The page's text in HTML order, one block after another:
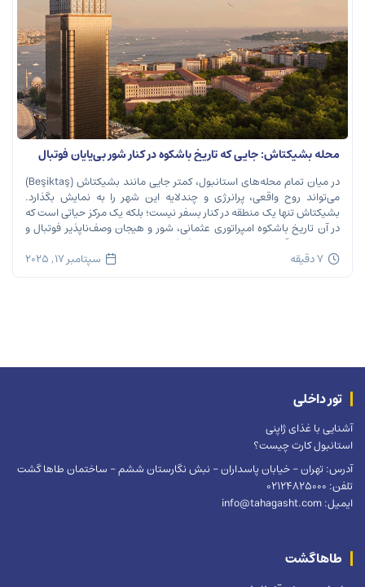
محله بشیکتاش: جایی که تاریخ باشکوه در کنار شور بی‌پایان فوتبال
نفس می‌کشد
در میان تمام محله‌های استانبول، کمتر جایی مانند بشیکتاش (Beşiktaş)
می‌تواند روح واقعی، پرانرژی و چندلایه این شهر را به نمایش بگذارد.
بشیکتاش تنها یک منطقه در کنار بسفر نیست؛ بلکه یک مرکز حیاتی است که
در آن تاریخ باشکوه امپراتوری عثمانی، شور و هیجان وصف‌ناپذیر فوتبال و
ریتم تند زندگی مدرن شهری در هم […]
7 دقیقه سپتامبر 17, 2025
طاهاگشت
تور داخلی
آشنایی با غذای ژاپنی
استانبول کارت چیست؟
آدرس: تهران – خیابان پاسداران – نبش نگارستان ششم – ساختمان طاها گشت
تلفن: 02124825000
ایمیل: info@tahagasht.com